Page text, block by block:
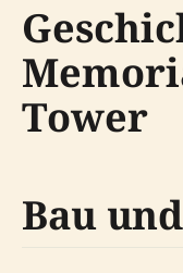
Tower
Bau